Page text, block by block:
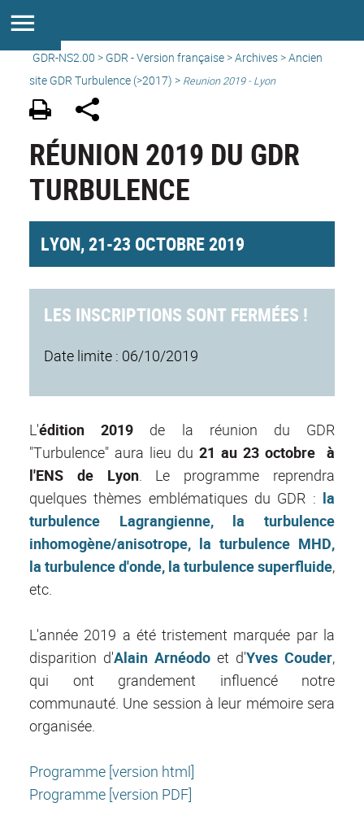
GDR-NS2.00 > GDR - Version française>Archives>Ancien
site GDR Turbulence (>2017) > Reunion 2019 - Lyon
RÉUNION 2019 DU GDR
TURBULENCE
LYON, 21-23 OCTOBRE 2019
LES INSCRIPTIONS SONT FERMÉES !
Date limite : 06/10/2019
L'édition 2019 de la réunion du GDR
"Turbulence" aura lieu du 21 au 23 octobre à
l'ENS de Lyon. Le programme reprendra
quelques thèmes emblématiques du GDR : la
turbulence Lagrangienne, la turbulence
inhomogène/anisotrope, la turbulence MHD,
la turbulence d'onde, la turbulence superfluide,
etc.
L'année 2019 a été tristement marquée par la
disparition d'Alain Arnéodo et d'Yves Couder,
qui ont grandement influencé notre
communauté. Une session à leur mémoire sera
organisée.
Programme [version html]
Programme [version PDF]